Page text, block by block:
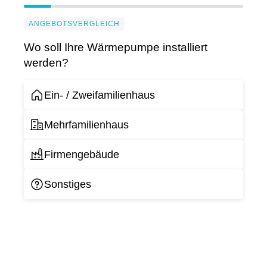
ANGEBOTSVERGLEICH
Wo soll Ihre Wärmepumpe installiert
werden?
Ein- / Zweifamilienhaus
Mehrfamilienhaus
Firmengebäude
Sonstiges